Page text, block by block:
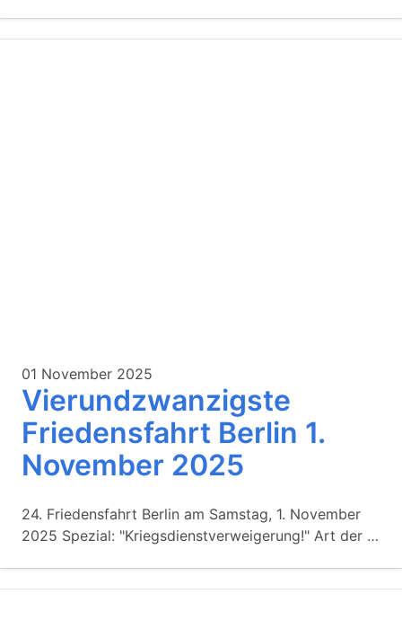
01 November 2025
Vierundzwanzigste
Friedensfahrt Berlin 1.
November 2025
24. Friedensfahrt Berlin am Samstag, 1. November
2025 Spezial: "Kriegsdienstverweigerung!" Art der …